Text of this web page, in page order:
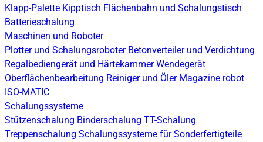
Klapp-Palette Kipptisch Flächenbahn und Schalungstisch
Batterieschalung
Maschinen und Roboter
Plotter und Schalungsroboter Betonverteiler und Verdichtung
Regalbediengerät und HärtekammerWendegerät
Oberflächenbearbeitung Reiniger und Öler Magazine robot
ISO-MATIC
Schalungssysteme
Stützenschalung Binderschalung TT-Schalung
Treppenschalung Schalungssysteme für Sonderfertigteile